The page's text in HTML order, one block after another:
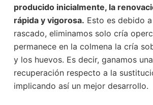
producido inicialmente, la
rápida y vigorosa. Esto es debido
rascado, eliminamos solo cría
permanece en la colmena la cría
y los huevos. Es decir, ganamos
recuperación respecto a la
implicando así un mejor desarrollo.